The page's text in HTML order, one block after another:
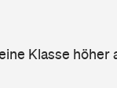
Klasse höher